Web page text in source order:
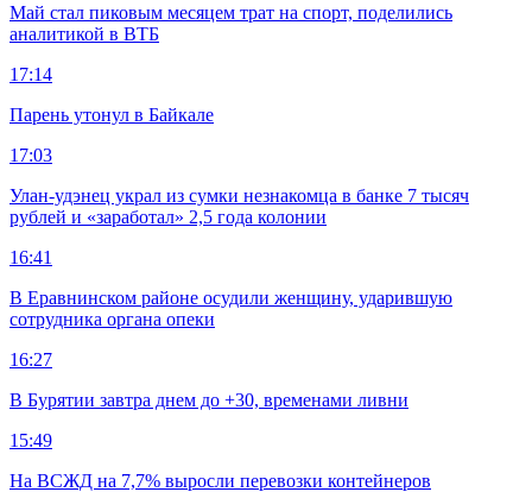
Май стал пиковым месяцем трат на спорт, поделились
аналитикой в ВТБ
17:14
Парень утонул в Байкале
17:03
Улан-удэнец украл из сумки незнакомца в банке 7 тысяч
рублей и «заработал» 2,5 года колонии
16:41
В Еравнинском районе осудили женщину, ударившую
сотрудника органа опеки
16:27
В Бурятии завтра днем до +30, временами ливни
15:49
На ВСЖД на 7,7% выросли перевозки контейнеров